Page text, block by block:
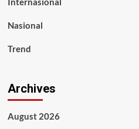
Nasional
Trend
Archives
August 2026